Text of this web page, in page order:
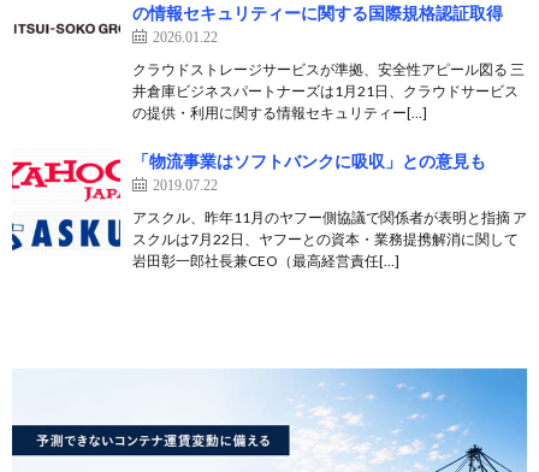
の情報セキュリティーに関する国際規格認証取得
2026.01.22
クラウドストレージサービスが準拠、安全性アピール図る 三
井倉庫ビジネスパートナーズは1月21日、クラウドサービス
の提供・利用に関する情報セキュリティー[…]
「物流事業はソフトバンクに吸収」との意見も
2019.07.22
アスクル、昨年11月のヤフー側協議で関係者が表明と指摘 ア
スクルは7月22日、ヤフーとの資本・業務提携解消に関して
岩田彰一郎社長兼CEO（最高経営責任[…]